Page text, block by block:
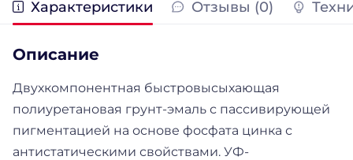
Характеристики Отзывы (0)
Описание
Двухкомпонентная быстровысыхающая
полиуретановая грунт-эмаль с пассивирующей
пигментацией на основе фосфата цинка с
антистатическими свойствами. УФ-